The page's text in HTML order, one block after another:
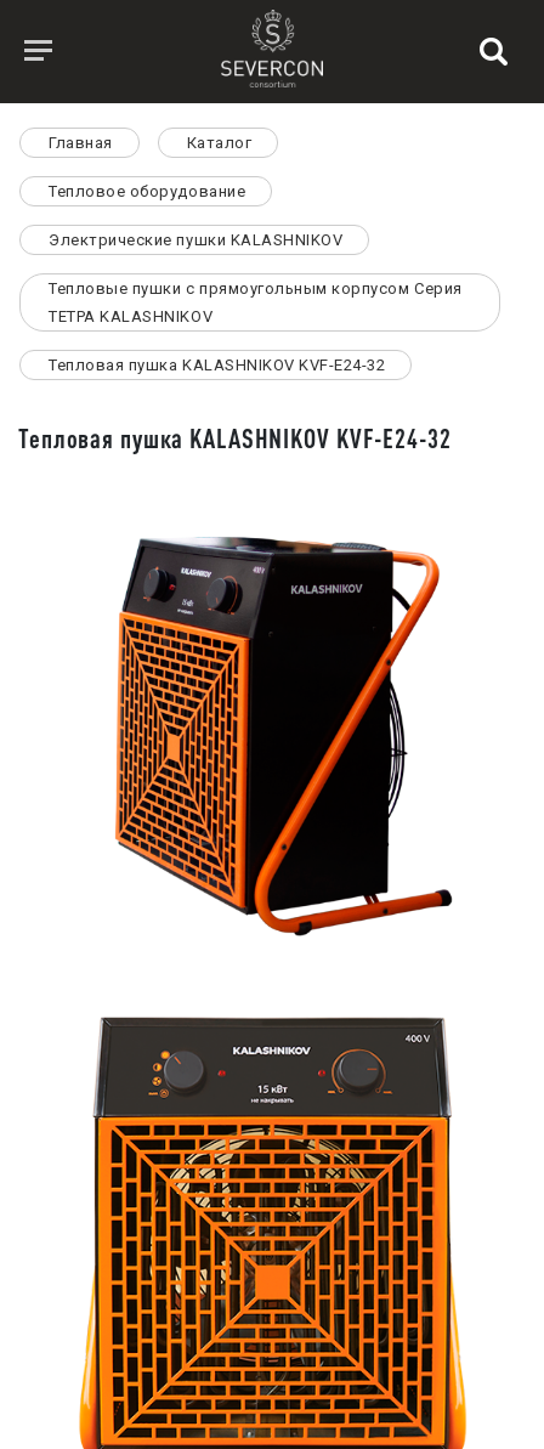
Главная Каталог
Тепловое оборудование
Электрические пушки KALASHNIKOV
Тепловые пушки с прямоугольным корпусом Серия
ТЕТРА KALASHNIKOV
Тепловая пушка KALASHNIKOV KVF-E24-32
Тепловая пушка KALASHNIKOV KVF-E24-32